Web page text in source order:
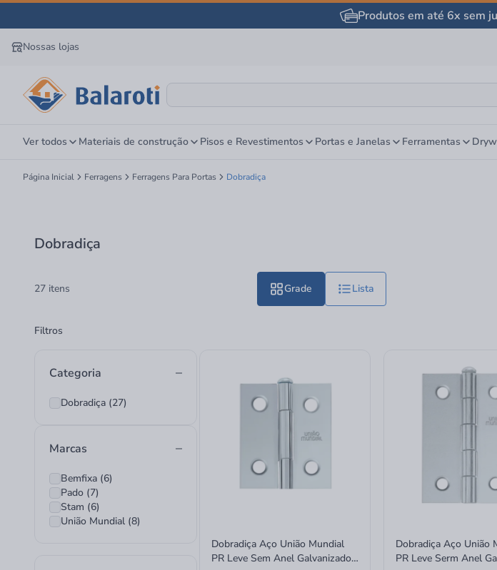
Produtos em até 6x sem
Nossas lojas
Ver todos Materiais de construção Pisos e Revestimentos Portas e Janelas Ferramentas
Página Inicial Ferragens Ferragens Para Portas Dobradiça
Dobradiça
27 itens Grade Lista
Filtros
Categoria
Dobradiça (27)
Marcas
Bemfixa (6)
Pado (7)
Stam (6)
União Mundial (8)
Dobradiça Aço União Mundial
PR Leve Sem Anel Galvanizado
Dobradiça Aço União
PR Leve Serm Anel